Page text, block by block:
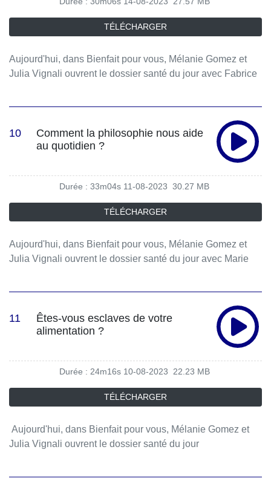
TÉLÉCHARGER
Aujourd'hui, dans Bienfait pour vous, Mélanie Gomez et
Julia Vignali ouvrent le dossier santé du jour avec Fabrice
10
Comment la philosophie nous aide
au quotidien ?
Durée : 33m04s 11-08-2023 30.27 MB
TÉLÉCHARGER
Aujourd'hui, dans Bienfait pour vous, Mélanie Gomez et
Julia Vignali ouvrent le dossier santé du jour avec Marie
11
Êtes-vous esclaves de votre
alimentation ?
Durée : 24m16s 10-08-2023 22.23 MB
TÉLÉCHARGER
Aujourd'hui, dans Bienfait pour vous, Mélanie Gomez et
Julia Vignali ouvrent le dossier santé du jour